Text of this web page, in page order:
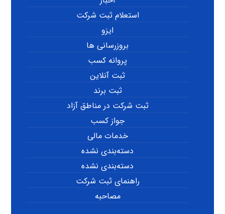
استعلام ثبت شرکت
ایزو
بروزرسانی ها
پروانه کسب
ثبت آنلاین
ثبت برند
ثبت شرکت در مناطق آزاد
جواز کسب
خدمات مالی
دسته‌بندی نشده
دسته‌بندی نشده
راهنمای ثبت شرکت
مصاحبه